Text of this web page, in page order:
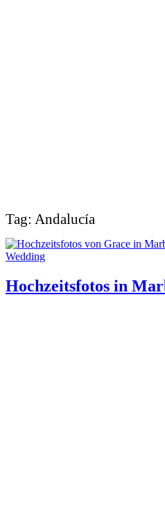
Tag: Andalucía
Wedding
Hochzeitsfotos in